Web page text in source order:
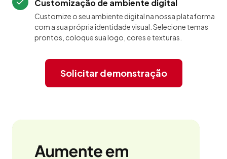
Customização de ambiente digital
Customize o seu ambiente digital na nossa plataforma
com a sua própria identidade visual. Selecione temas
prontos, coloque sua logo, cores e texturas.
Solicitar demonstração